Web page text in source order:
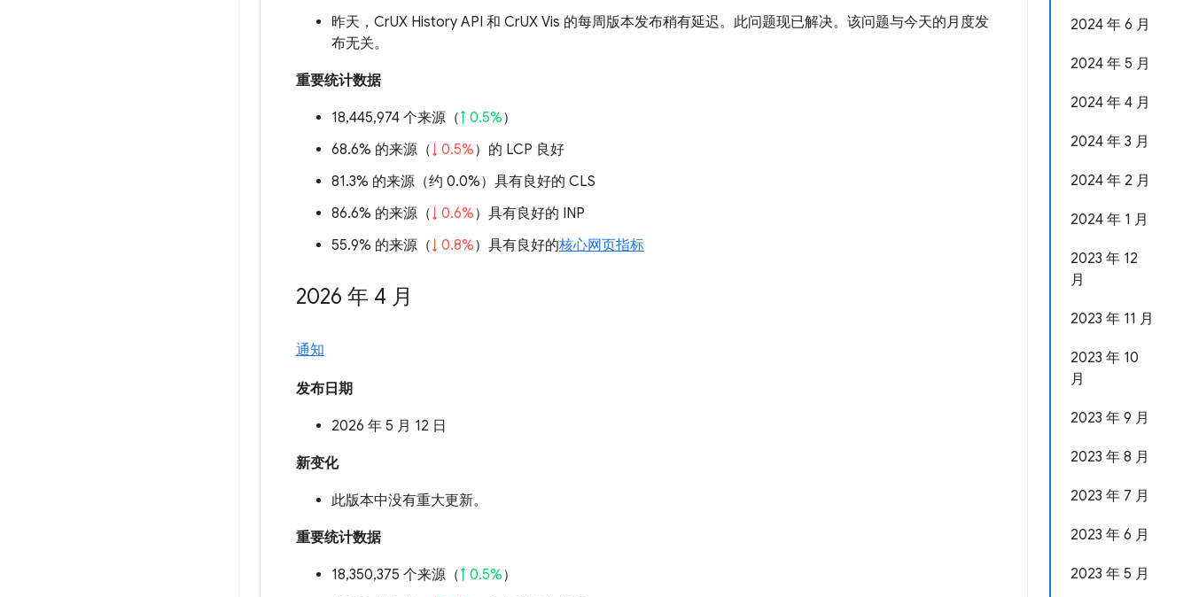
2024 年 6 月
2024 年 5 月
2024 年 4 月
2024 年 3 月
2024 年 2 月
2024 年 1 月
2023 年 12
月
2023 年 11 月
2023 年 10
月
2023 年 9 月
2023 年 8 月
2023 年 7 月
2023 年 6 月
2023 年 5 月
昨天，CrUX History API 和 CrUX Vis 的每周版本发布稍有延迟。此问题现已解决。该问题与今天的月度发
布无关。
重要统计数据
18,445,974 个来源（↑ 0.5%）
68.6% 的来源（↓ 0.5%）的 LCP 良好
81.3% 的来源（约 0.0%）具有良好的 CLS
86.6% 的来源（↓ 0.6%）具有良好的 INP
55.9% 的来源（↓ 0.8%）具有良好的核心网页指标
2026 年 4 月
通知
发布日期
2026 年 5 月 12 日
新变化
此版本中没有重大更新。
重要统计数据
18,350,375 个来源（↑ 0.5%）